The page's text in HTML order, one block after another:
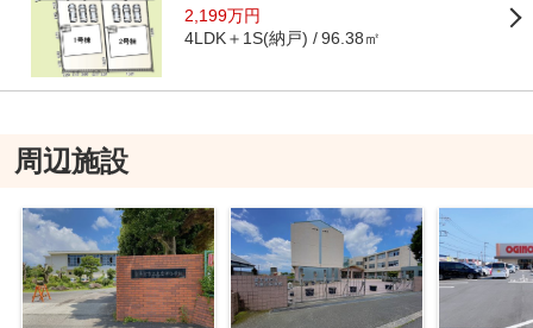
2,199万円
4LDK＋1S(納戸) 96.38㎡
周辺施設